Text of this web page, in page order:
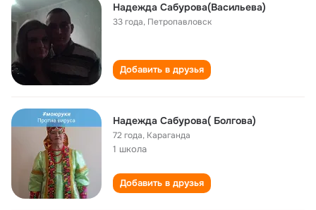
Надежда Сабурова(Васильева)
33 года, Петропавловск
Добавить в друзья
Надежда Сабурова( Болгова)
72 года, Караганда
1 школа
Добавить в друзья